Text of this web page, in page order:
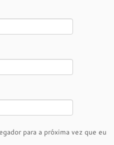
para a próxima vez que eu